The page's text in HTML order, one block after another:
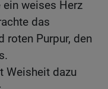
ein weises Herz
das
roten Purpur, den
Weisheit dazu